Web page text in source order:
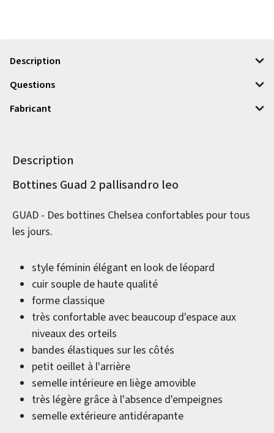
Description
Questions
Fabricant
Description
Informations sur le produit
Bottines Guad 2 pallisandro leo
GUAD - Des bottines Chelsea confortables pour tous
les jours.
style féminin élégant en look de léopard
cuir souple de haute qualité
forme classique
très confortable avec beaucoup d'espace aux
niveaux des orteils
bandes élastiques sur les côtés
petit oeillet à l'arrière
semelle intérieure en liège amovible
très légère grâce à l'absence d'empeignes
semelle extérieure antidérapante